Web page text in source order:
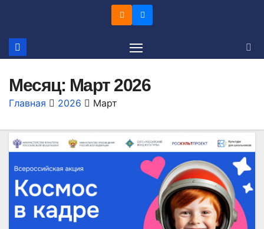
содержимому
Месяц: Март 2026
Главная 2026 Март